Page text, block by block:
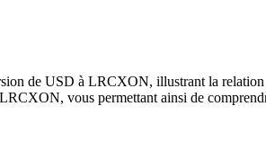
de USD à LRCXON, illustrant la
vous permettant ainsi de